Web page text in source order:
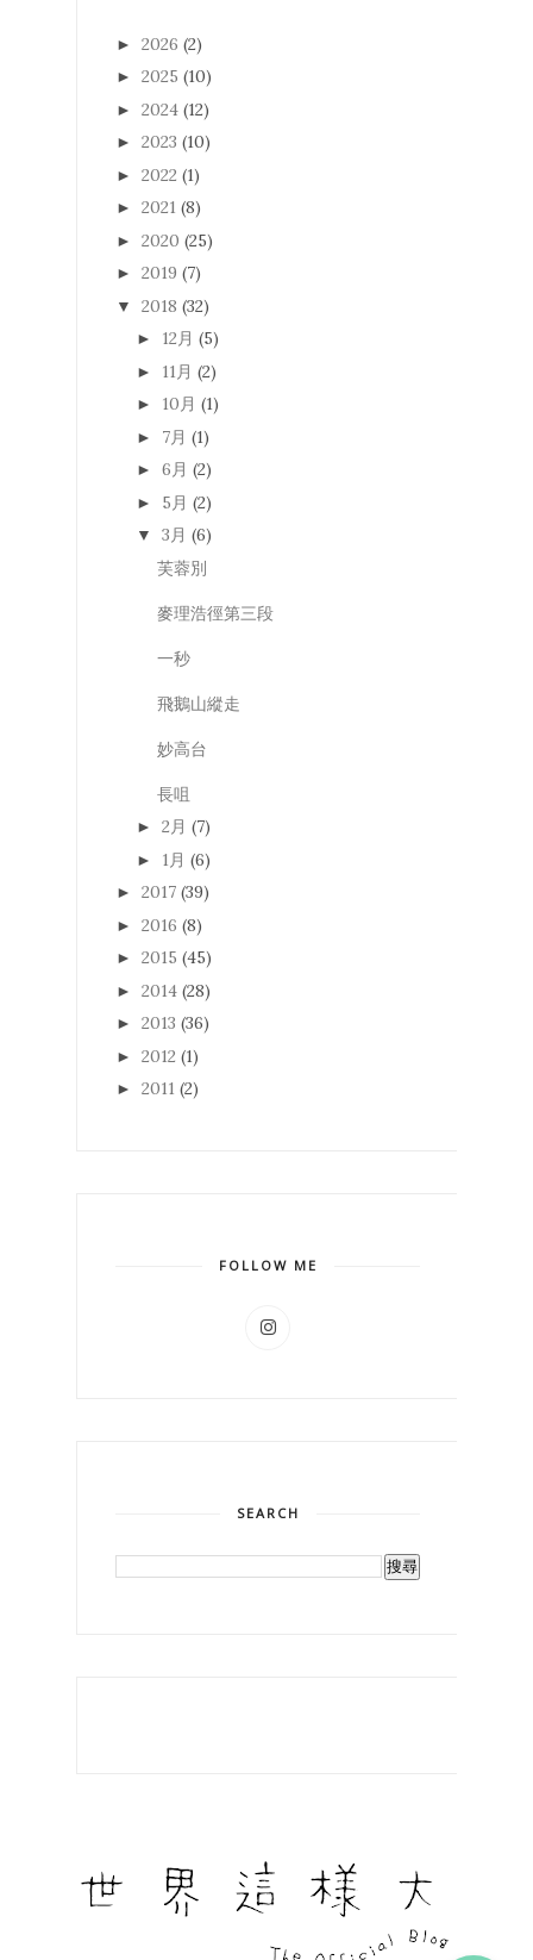
► 2026 (2)
► 2025 (10)
► 2024 (12)
► 2023 (10)
► 2022 (1)
► 2021 (8)
► 2020 (25)
► 2019 (7)
▼ 2018 (32)
► 12月 (5)
► 11月 (2)
► 10月 (1)
► 7月 (1)
► 6月 (2)
► 5月 (2)
▼ 3月 (6)
芙蓉別
麥理浩徑第三段
一秒
飛鵝山縱走
妙高台
長咀
► 2月 (7)
► 1月 (6)
► 2017 (39)
► 2016 (8)
► 2015 (45)
► 2014 (28)
► 2013 (36)
► 2012 (1)
► 2011 (2)
FOLLOW ME
SEARCH